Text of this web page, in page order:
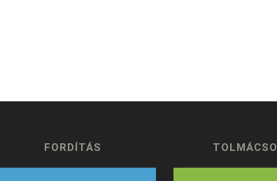
FORDÍTÁS